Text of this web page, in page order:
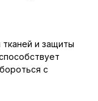
тканей и защиты
с